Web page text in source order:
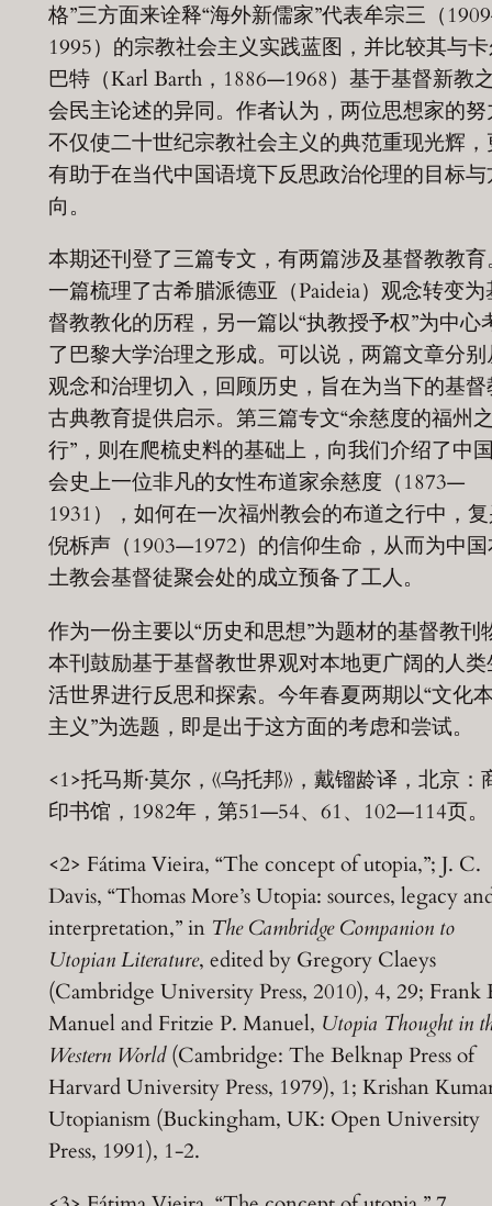
格”三方面来诠释“海外新儒家”代表牟宗三（
1995）的宗教社会主义实践蓝图，并比较其与卡
巴特（Karl Barth，1886—1968）基于基督新教
会民主论述的异同。作者认为，两位思想家的努
不仅使二十世纪宗教社会主义的典范重现光辉，
有助于在当代中国语境下反思政治伦理的目标与
向。
本期还刊登了三篇专文，有两篇涉及基督教教育
一篇梳理了古希腊派德亚（Paideia）观念转变为
督教教化的历程，另一篇以“执教授予权”为中心
了巴黎大学治理之形成。可以说，两篇文章分别
观念和治理切入，回顾历史，旨在为当下的基督
古典教育提供启示。第三篇专文“余慈度的福州
行”，则在爬梳史料的基础上，向我们介绍了中
会史上一位非凡的女性布道家余慈度（1873—
1931），如何在一次福州教会的布道之行中，
倪柝声（1903—1972）的信仰生命，从而为中
土教会基督徒聚会处的成立预备了工人。
作为一份主要以“历史和思想”为题材的基督教刊
本刊鼓励基于基督教世界观对本地更广阔的人类
活世界进行反思和探索。今年春夏两期以“文化
主义”为选题，即是出于这方面的考虑和尝试。
<1>托马斯·莫尔，《乌托邦》，戴镏龄译，北京：
印书馆，1982年，第51—54、61、102—114页。
<2> Fátima Vieira, “The concept of utopia,”; J. C.
Davis, “Thomas More’s Utopia: sources, legacy
interpretation,” in The Cambridge Companion to
Utopian Literature, edited by Gregory Claeys
(Cambridge University Press, 2010), 4, 29; Frank
Manuel and Fritzie P. Manuel, Utopia Thought in
Western World(Cambridge: The Belknap Press of
Harvard University Press, 1979), 1; Krishan
Utopianism (Buckingham, UK: Open University
Press, 1991), 1-2.